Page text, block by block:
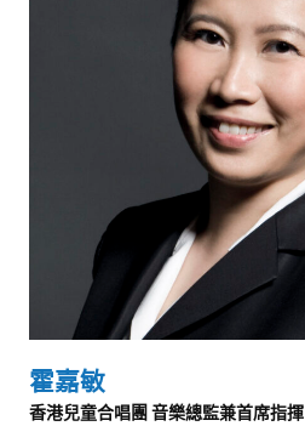
霍嘉敏
香港兒童合唱團 音樂總監兼首席指揮